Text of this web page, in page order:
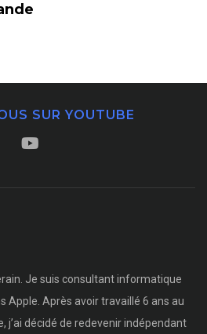
SUR YOUTUBE
Je suis consultant informatique
Apple. Après avoir travaillé 6 ans au
j’ai décidé de redevenir indépendant